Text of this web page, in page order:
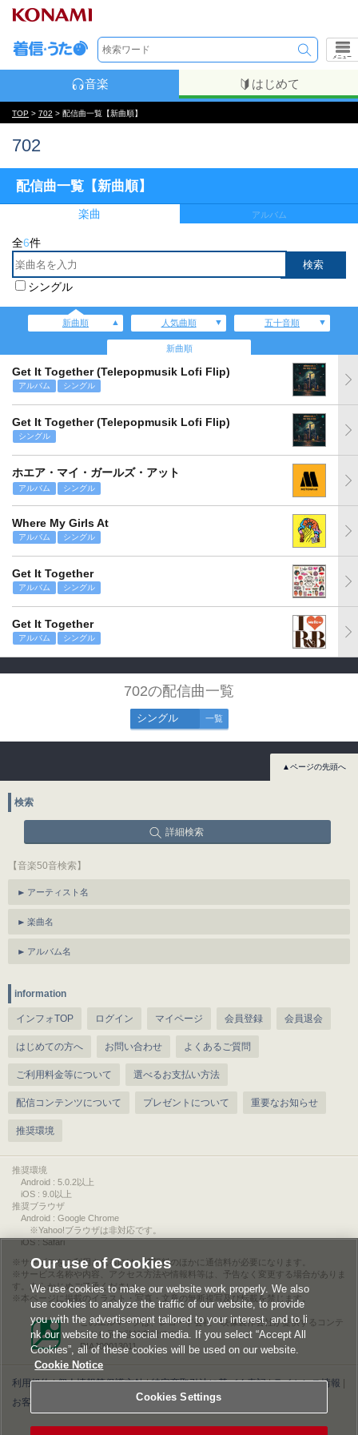
メニュー
音楽 はじめて
TOP > 702 > 配信曲一覧【新曲順】
702
配信曲一覧【新曲順】
楽曲 アルバム
全6件
シングル
新曲順 人気曲順 五十音順
新曲順
Get It Together (Telepopmusik Lofi Flip)
アルバム シングル
Get It Together (Telepopmusik Lofi Flip)
シングル
ホエア・マイ・ガールズ・アット
アルバム シングル
Where My Girls At
アルバム シングル
Get It Together
アルバム シングル
Get It Together
アルバム シングル
702の配信曲一覧
シングル 一覧
▲ページの先頭へ
検索
詳細検索
【音楽50音検索】
アーティスト名
楽曲名
アルバム名
information
インフォTOP ログイン マイページ 会員登録 会員退会
はじめての方へ お問い合わせ よくあるご質問
ご利用料金等について 選べるお支払い方法
配信コンテンツについて プレゼントについて 重要なお知らせ
推奨環境
推奨環境
Android : 5.0.2以上
iOS : 9.0以上
推奨ブラウザ
Android : Google Chrome
※Yahoo!ブラウザは非対応です。
iOS : Safari
サービスをご利用されるには、情報料のほかに通信料が必要になります。
サービス名称や内容、アクセス方法や情報料等は、予告なく変更する場合がありま
す。あらかじめご了承ください。
本ページに掲載のイラスト・写真・文章の無断複写及び転載を禁じます。
このエルマークは、レコード会社・映像製作会社が提供するコンテ
ンツを示す登録商標です。
RIAJ00013011
利用規約|個人情報等保護方針|特定商取引法に基づく表記|ライセンス情報
お客様情報の外部送信について|Cookies Settings
Our use of Cookies
We use cookies to make our website work properly. We also
use cookies to analyze the traffic of our website, to provide
you with the advertisement tailored to your interest, and to li
nk our website to the social media. If you select “Accept All
Cookies”, all of these cookies will be used on our website.
Cookie Notice
Cookies Settings